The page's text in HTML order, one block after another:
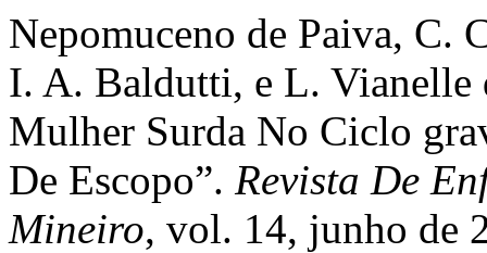
Nepomuceno de Paiva, C.
I. A. Baldutti, e L. Vianelle
Mulher Surda No Ciclo
De Escopo”. Revista De
Mineiro, vol. 14, junho de